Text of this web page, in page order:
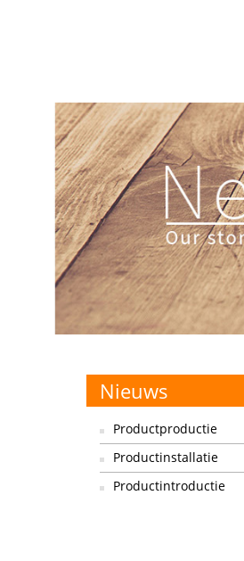
Nieuws
Productproductie
Productinstallatie
Productintroductie